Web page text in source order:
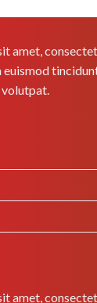
amet,
euismod
amet,